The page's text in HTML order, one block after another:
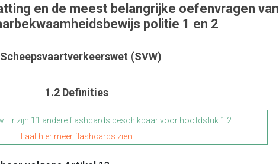
en de meest belangrijke oefenvragen van
politie 1 en 2
(SVW)
1.2 Definities
Er zijn 11 andere flashcards beschikbaar voor hoofdstuk 1.2
Laat hier meer flashcards zien